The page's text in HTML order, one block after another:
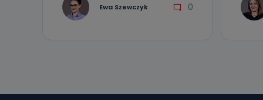
Jakie
Ewa Szewczyk 0